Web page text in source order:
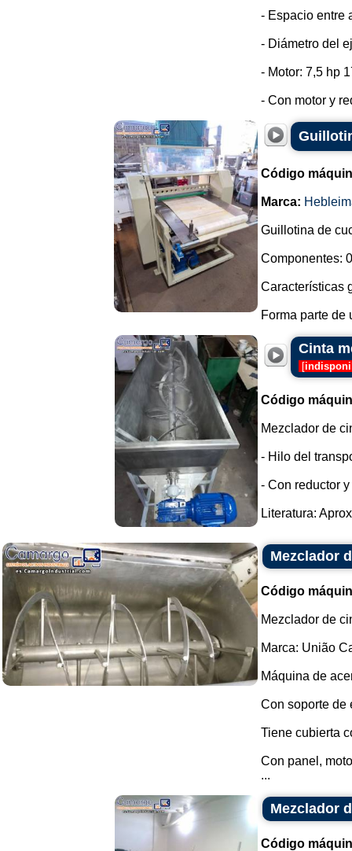
- Espacio entre
- Diámetro del
- Motor: 7,5 hp
- Con motor y
Código
Marca:
Guillotina de
Componentes:
Características
Forma parte de
Cinta
[
Código
Mezclador de
- Hilo del
- Con reductor y
Literatura:
Mezclador
Código
Mezclador de
Marca: União
Máquina de
Con soporte de
Tiene cubierta
Con panel,
...
Mezclador
Código